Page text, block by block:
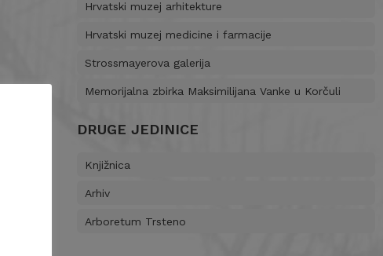
Hrvatski muzej arhitekture
Hrvatski muzej medicine i farmacije
Strossmayerova galerija
Memorijalna zbirka Maksimilijana Vanke u Korčuli
DRUGE JEDINICE
Knjižnica
Arhiv
Arboretum Trsteno